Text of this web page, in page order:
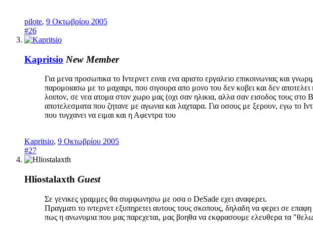
pilote, 9 Οκτωβρίου 2005
#26
Kapritsio New Member
Για μενα προσωπικα το Ιντερνετ ειναι ενα αριστο εργαλειο επικοινωνιας και
παρομοιασω με το μαχαιρι, που σιγουρα απο μονο του δεν κοβει και δεν
λοιπον, σε νεα ατομα στον χωρο μας (οχι σαν ηλικια, αλλα σαν εισοδος τους
αποτελεσματα που ζητανε με αγωνια και λαχταρα. Για οσους με ξερουν, εγω το
που τυγχανει να ειμαι και η Αφεντρα του
Kapritsio, 9 Οκτωβρίου 2005
#27
Hliostalaxth Guest
Σε γενικες γραμμες θα συμφωνησω με οσα ο DeSade εχει αναφερει.
Πραγματι το ιντερνετ εξυπηρετει αυτους τους σκοπους, δηλαδη να φερει σε
πως η ανωνυμια που μας παρεχεται, μας βοηθα να εκφρασουμε ελευθερα τα